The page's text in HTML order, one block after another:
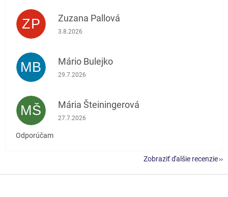
ZP Zuzana Pallová
Hodnotenie obchodu je 5 z 5 hviezdičiek.
3.8.2026
MB Mário Bulejko
Hodnotenie obchodu je 5 z 5 hviezdičiek.
29.7.2026
MŠ Mária Šteiningerová
Hodnotenie obchodu je 5 z 5 hviezdičiek.
27.7.2026
Odporúčam
Zobraziť ďalšie recenzie